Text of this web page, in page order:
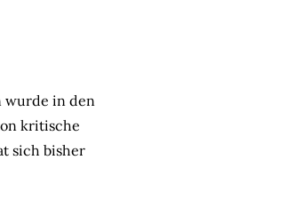
wurde in den
kritische
sich bisher